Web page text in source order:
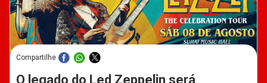
Compartilhe
O legado do Led Zeppelin será